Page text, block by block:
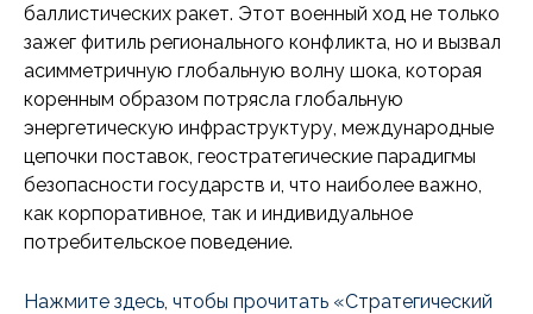
баллистических ракет. Этот военный ход не только
зажег фитиль регионального конфликта, но и вызвал
асимметричную глобальную волну шока, которая
коренным образом потрясла глобальную
энергетическую инфраструктуру, международные
цепочки поставок, геостратегические парадигмы
безопасности государств и, что наиболее важно,
как корпоративное, так и индивидуальное
потребительское поведение.
Нажмите здесь, чтобы прочитать «Стратегический